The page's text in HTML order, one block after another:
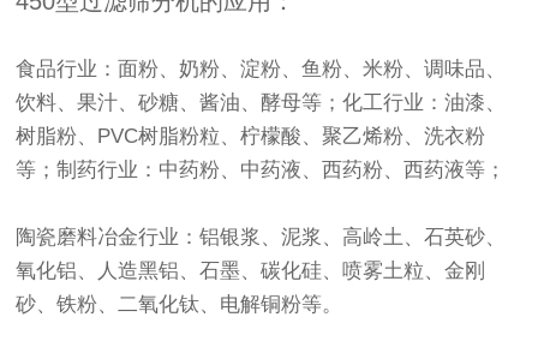
食品行业：面粉、奶粉、淀粉、鱼粉、米粉、调味品、
饮料、果汁、砂糖、酱油、酵母等；化工行业：油漆、
树脂粉、PVC树脂粉粒、柠檬酸、聚乙烯粉、洗衣粉
等；制药行业：中药粉、中药液、西药粉、西药液等；
陶瓷磨料冶金行业：铝银浆、泥浆、高岭土、石英砂、
氧化铝、人造黑铝、石墨、碳化硅、喷雾土粒、金刚
砂、铁粉、二氧化钛、电解铜粉等。